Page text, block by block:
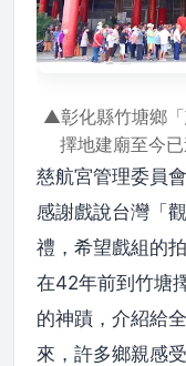
▲彰化縣竹塘鄉「
擇地建廟至今
慈航宮管理委員
感謝戲說台灣「
禮，希望戲組的
在42年前到竹塘
的神蹟，介紹給
來，許多鄉親感